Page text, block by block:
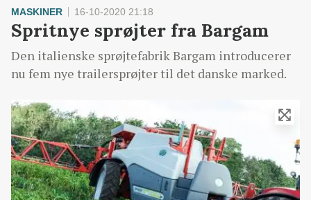
MASKINER 16-10-2020 21:18
Spritnye sprøjter fra Bargam
Den italienske sprøjtefabrik Bargam introducerer
nu fem nye trailersprøjter til det danske marked.